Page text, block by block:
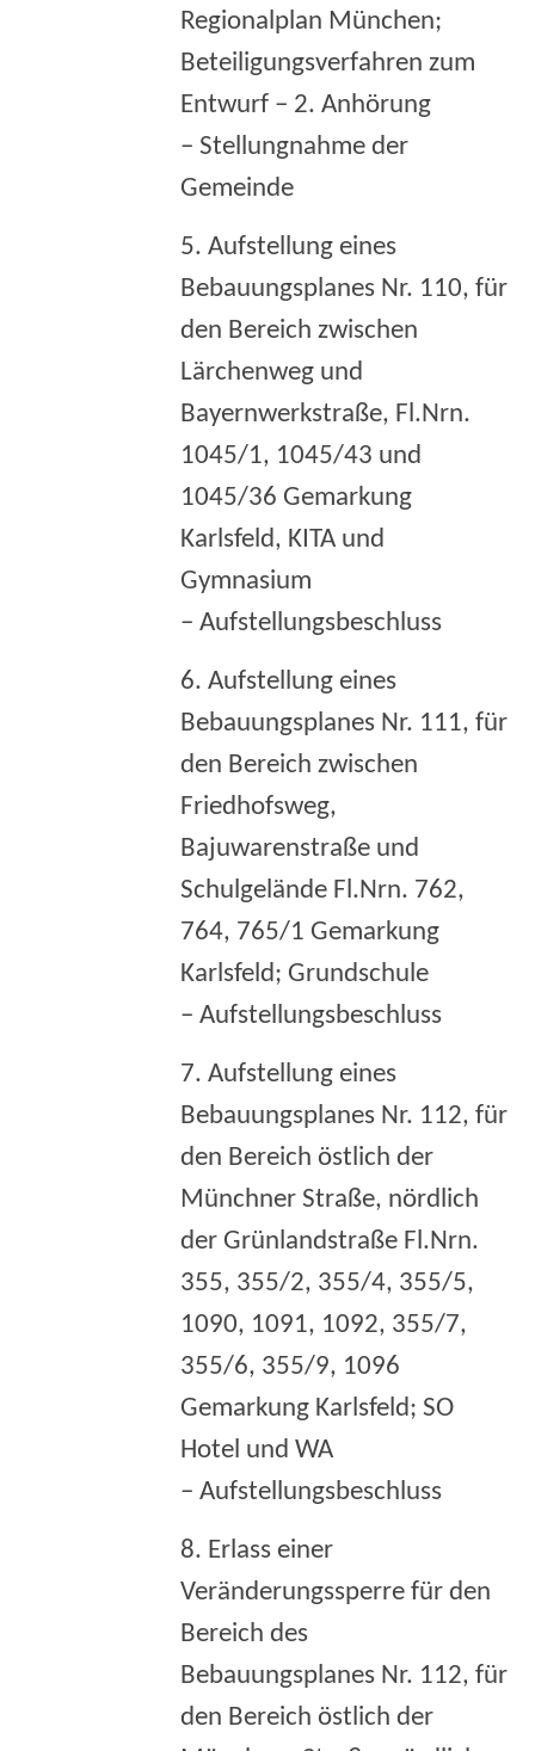
Regionalplan München;
Beteiligungsverfahren zum
Entwurf – 2. Anhörung
– Stellungnahme der
Gemeinde
5. Aufstellung eines
Bebauungsplanes Nr. 110, für
den Bereich zwischen
Lärchenweg und
Bayernwerkstraße, Fl.Nrn.
1045/1, 1045/43 und
1045/36 Gemarkung
Karlsfeld, KITA und
Gymnasium
– Aufstellungsbeschluss
6. Aufstellung eines
Bebauungsplanes Nr. 111, für
den Bereich zwischen
Friedhofsweg,
Bajuwarenstraße und
Schulgelände Fl.Nrn. 762,
764, 765/1 Gemarkung
Karlsfeld; Grundschule
– Aufstellungsbeschluss
7. Aufstellung eines
Bebauungsplanes Nr. 112, für
den Bereich östlich der
Münchner Straße, nördlich
der Grünlandstraße Fl.Nrn.
355, 355/2, 355/4, 355/5,
1090, 1091, 1092, 355/7,
355/6, 355/9, 1096
Gemarkung Karlsfeld; SO
Hotel und WA
– Aufstellungsbeschluss
8. Erlass einer
Veränderungssperre für den
Bereich des
Bebauungsplanes Nr. 112, für
den Bereich östlich der